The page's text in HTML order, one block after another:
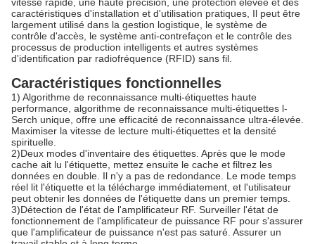
caractéristiques d'installation et d'utilisation pratiques, Il peut être
largement utilisé dans la gestion logistique, le système de
contrôle d'accès, le système anti-contrefaçon et le contrôle des
processus de production intelligents et autres systèmes
d'identification par radiofréquence (RFID) sans fil.
Caractéristiques fonctionnelles
1) Algorithme de reconnaissance multi-étiquettes haute
performance, algorithme de reconnaissance multi-étiquettes l-
Serch unique, offre une efficacité de reconnaissance ultra-élevée.
Maximiser la vitesse de lecture multi-étiquettes et la densité
spirituelle.
2)Deux modes d'inventaire des étiquettes. Après que le mode
cache ait lu l'étiquette, mettez ensuite le cache et filtrez les
données en double. Il n'y a pas de redondance. Le mode temps
réel lit l'étiquette et la télécharge immédiatement, et l'utilisateur
peut obtenir les données de l'étiquette dans un premier temps.
3)Détection de l'état de l'amplificateur RF. Surveiller l'état de
fonctionnement de l'amplificateur de puissance RF pour s'assurer
que l'amplificateur de puissance n'est pas saturé. Assurer un